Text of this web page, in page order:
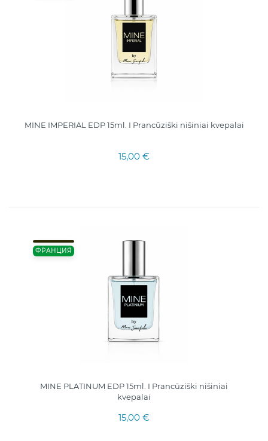
MINE IMPERIAL EDP 15ml. I Prancūziški nišiniai kvepalai
15,00 €
ФРАНЦИЯ
MINE PLATINUM EDP 15ml. I Prancūziški nišiniai
kvepalai
15,00 €